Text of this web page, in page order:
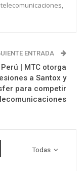
ENTRADA
Perú | MTC otorga
a Santox y
para competir
Todas